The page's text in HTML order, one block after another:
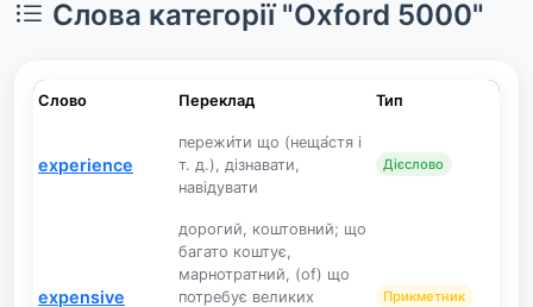
Слова категорії "Oxford 5000"
Слово Переклад Тип
experience
пережи́ти що (неща́стя і
т. д.), дізнавати,
навідувати
Дієслово
expensive
дорогий, коштовний; що
багато коштує,
марнотратний, (of) що
потребує великих
Прикметник